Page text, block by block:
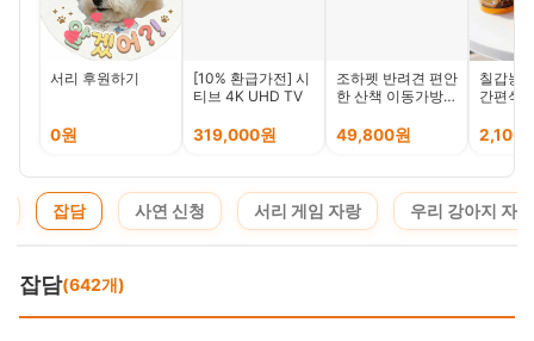
서리 후원하기
0원
[10% 환급가전] 시
티브 4K UHD TV
319,000원
조하펫 반려견 편안
한 산책 이동가방, 1
49,800원
칠갑농
간편식
들깨 수
설렁탕
2,100
잡담 사연 신청 서리 게임 자랑 우리 강아지 자랑
잡담(642개)